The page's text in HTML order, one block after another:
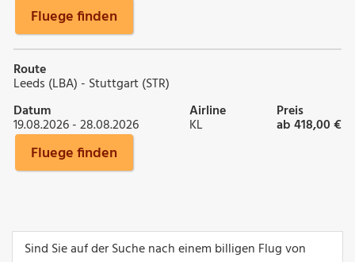
Fluege finden
Route
Leeds (LBA) - Stuttgart (STR)
Datum
19.08.2026 - 28.08.2026
Airline
KL
Preis
ab 418,00 €
Fluege finden
Sind Sie auf der Suche nach einem billigen Flug von